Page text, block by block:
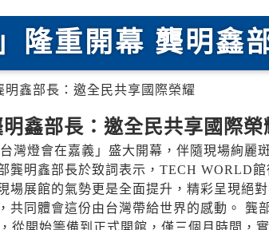
隆重開幕 龔明鑫
鑫部長：邀全民共享國際榮耀
鑫部長：邀全民共享國際榮
灣燈會在嘉義」盛大開幕，伴隨現場絢麗
龔明鑫部長於致詞表示，TECH WORLD
展館的氣勢更是全面提升，精彩呈現絕
同體會這份由台灣帶給世界的感動。 龔
從開始籌備到正式開館，僅三個月時間，